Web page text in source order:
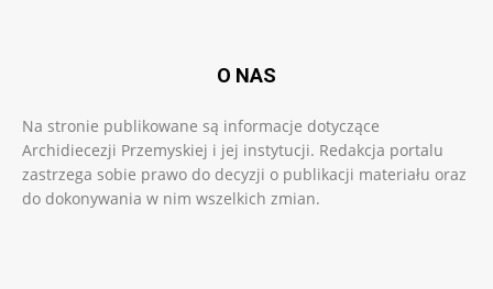
O NAS
Na stronie publikowane są informacje dotyczące
Archidiecezji Przemyskiej i jej instytucji. Redakcja portalu
zastrzega sobie prawo do decyzji o publikacji materiału oraz
do dokonywania w nim wszelkich zmian.